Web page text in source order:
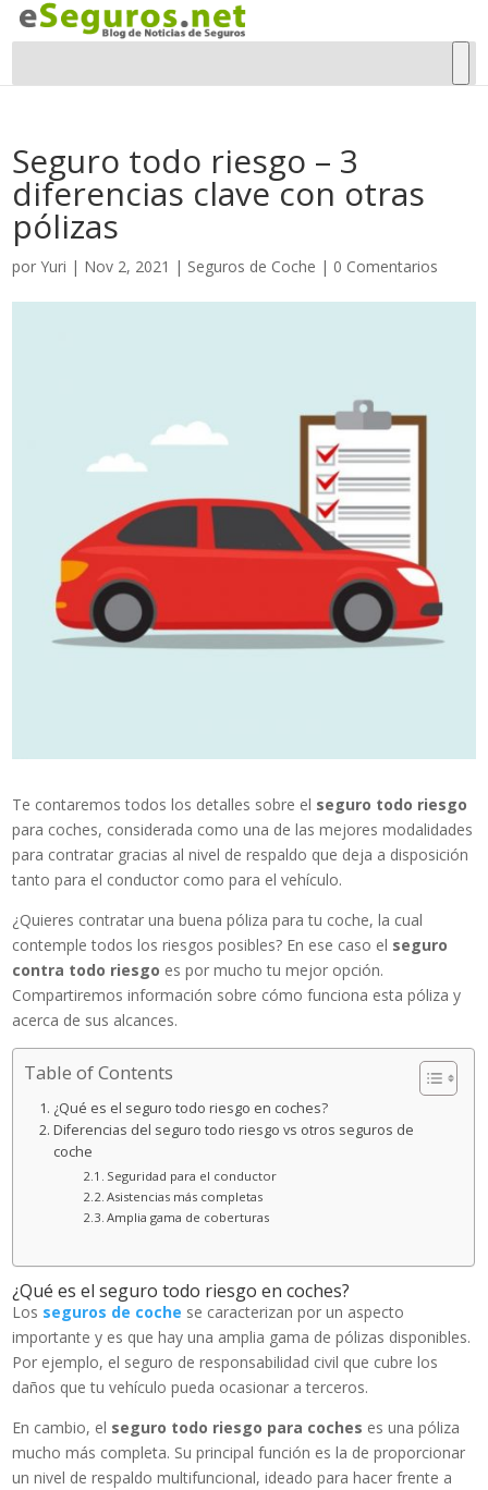
Seguro todo riesgo – 3
diferencias clave con otras
pólizas
porYuri | Nov 2, 2021 | Seguros de Coche | 0 Comentarios
Te contaremos todos los detalles sobre el seguro todo riesgo
para coches, considerada como una de las mejores modalidades
para contratar gracias al nivel de respaldo que deja a disposición
tanto para el conductor como para el vehículo.
¿Quieres contratar una buena póliza para tu coche, la cual
contemple todos los riesgos posibles? En ese caso el seguro
contra todo riesgo es por mucho tu mejor opción.
Compartiremos información sobre cómo funciona esta póliza y
acerca de sus alcances.
Table of Contents
¿Qué es el seguro todo riesgo en coches?
Diferencias del seguro todo riesgo vs otros seguros de
coche
Seguridad para el conductor
Asistencias más completas
Amplia gama de coberturas
¿Qué es el seguro todo riesgo en coches?
Los seguros de coche se caracterizan por un aspecto
importante y es que hay una amplia gama de pólizas disponibles.
Por ejemplo, el seguro de responsabilidad civil que cubre los
daños que tu vehículo pueda ocasionar a terceros.
En cambio, el seguro todo riesgo para coches es una póliza
mucho más completa. Su principal función es la de proporcionar
un nivel de respaldo multifuncional, ideado para hacer frente a